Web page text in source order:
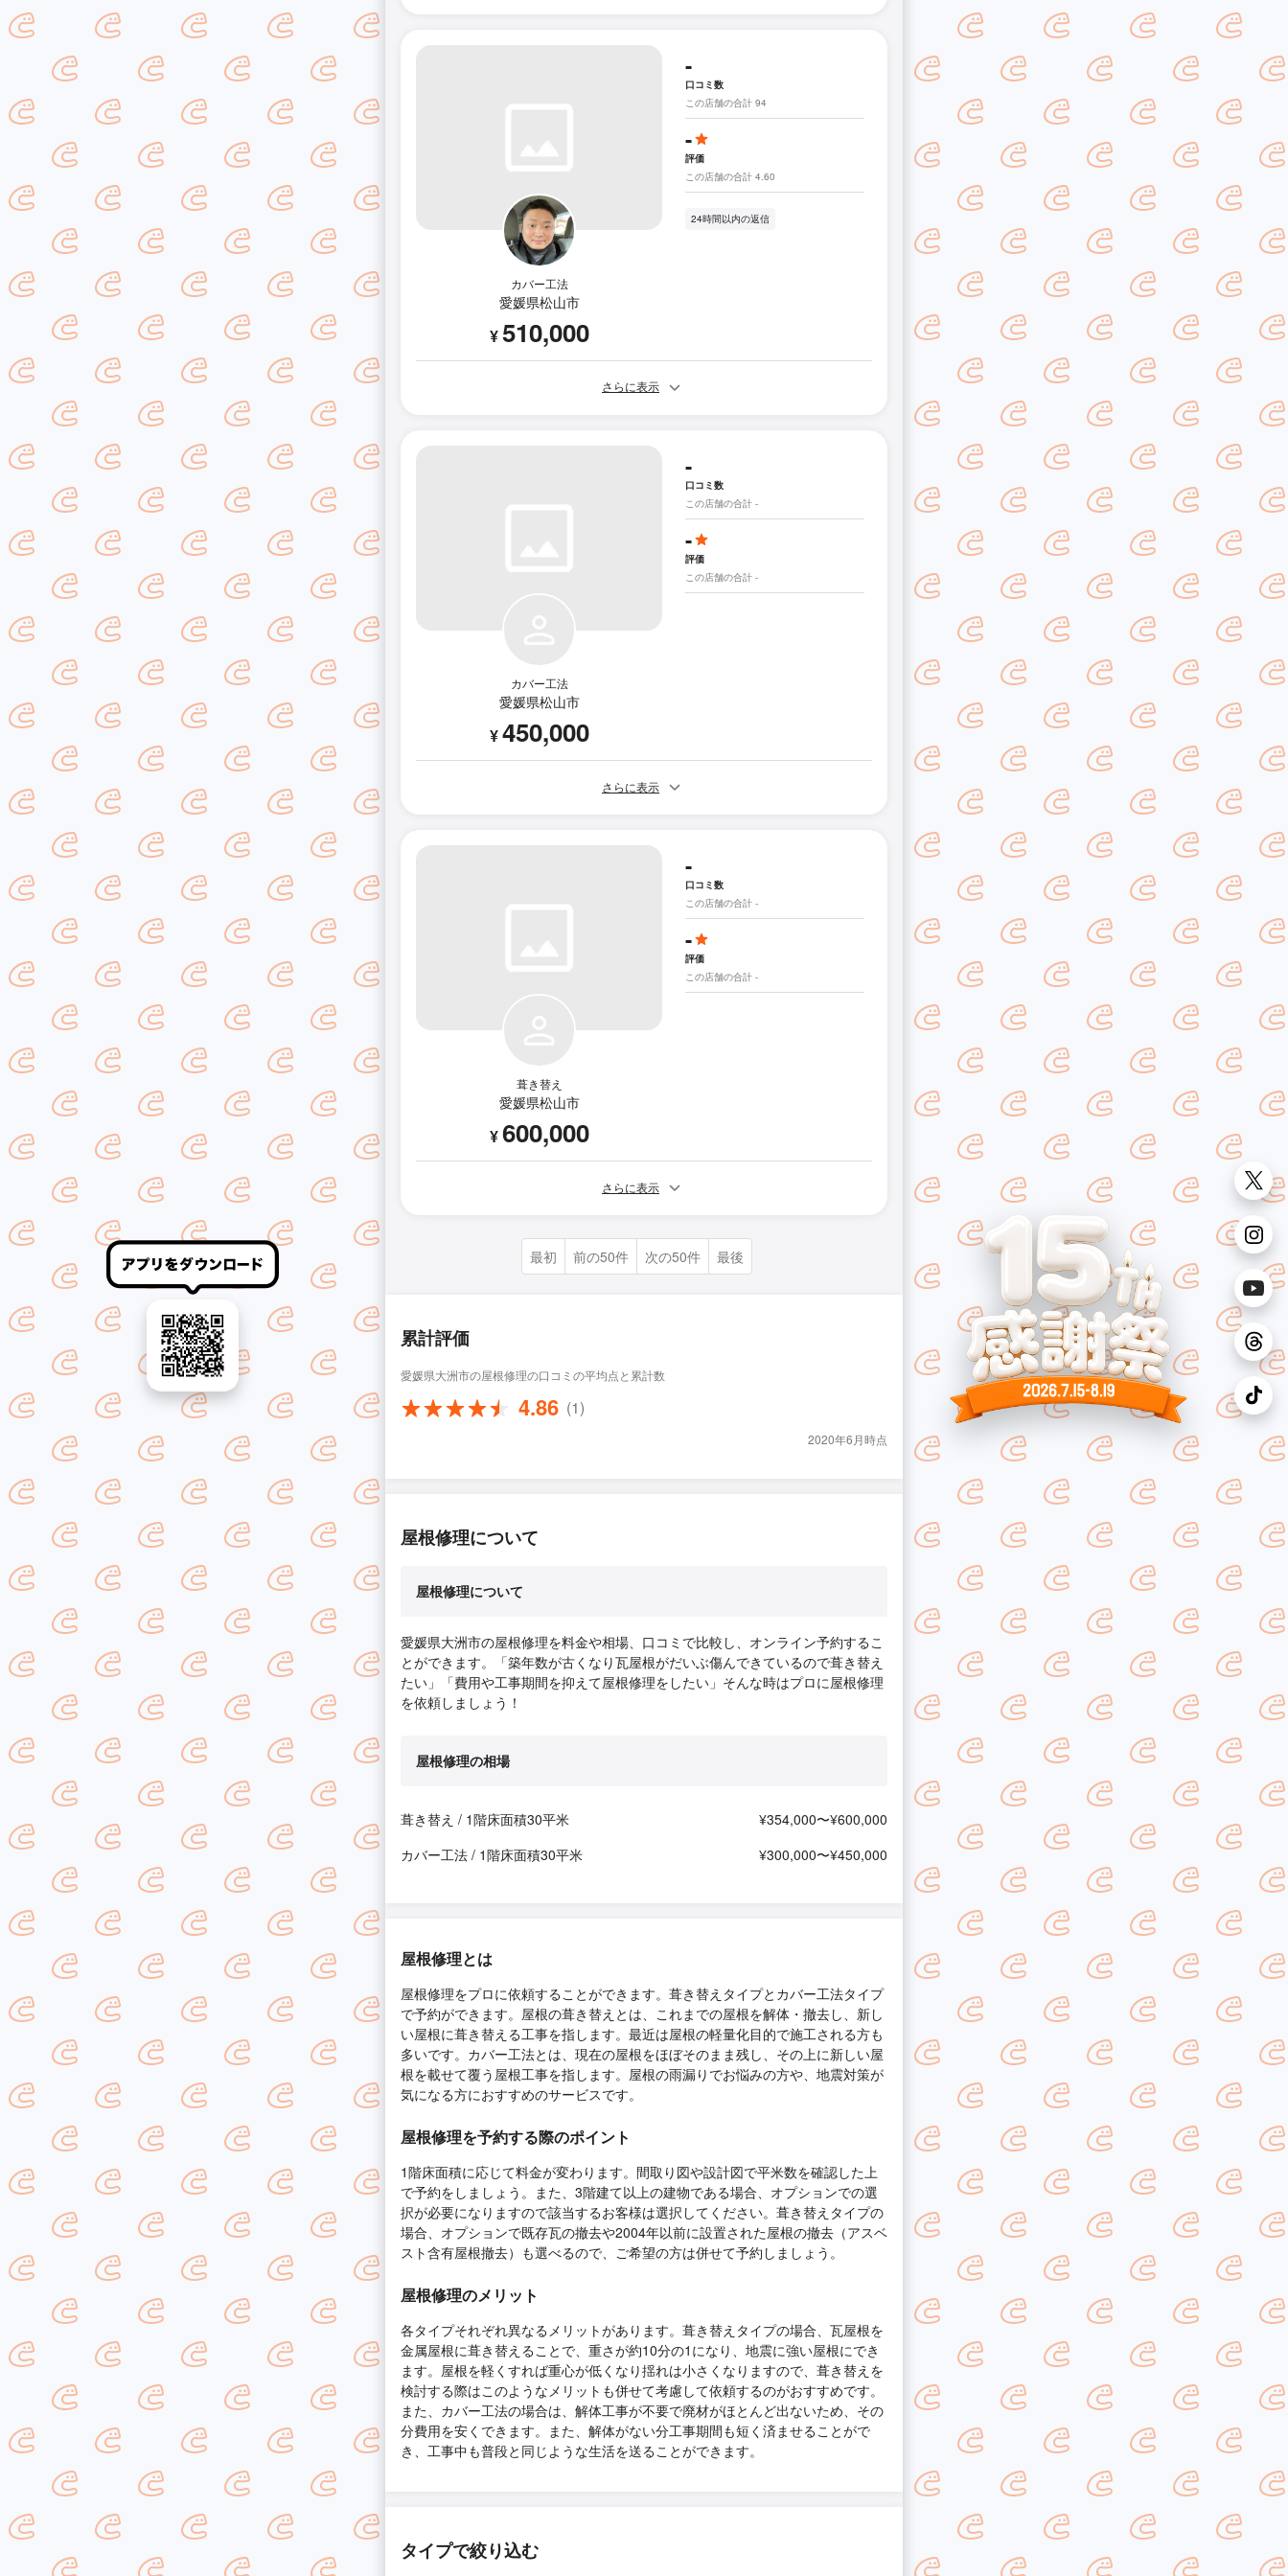
カバー工法
愛媛県松山市
¥510,000
-
口コミ数
この店舗の合計 94
-
評価
この店舗の合計 4.60
24時間以内の返信
さらに表示
カバー工法
愛媛県松山市
¥450,000
-
口コミ数
この店舗の合計 -
-
評価
この店舗の合計 -
さらに表示
葺き替え
愛媛県松山市
¥600,000
-
口コミ数
この店舗の合計 -
-
評価
この店舗の合計 -
さらに表示
最初 前の50件 次の50件 最後
累計評価
愛媛県大洲市の屋根修理の口コミの平均点と累計数
4.86 (1)
2020年6月時点
屋根修理について
屋根修理について
愛媛県大洲市の屋根修理を料金や相場、口コミで比較し、オンライン予約するこ
とができます。「築年数が古くなり瓦屋根がだいぶ傷んできているので葺き替え
たい」「費用や工事期間を抑えて屋根修理をしたい」そんな時はプロに屋根修理
を依頼しましょう！
屋根修理の相場
葺き替え / 1階床面積30平米
¥354,000〜¥600,000
カバー工法 / 1階床面積30平米
¥300,000〜¥450,000
屋根修理とは
屋根修理をプロに依頼することができます。葺き替えタイプとカバー工法タイプ
で予約ができます。屋根の葺き替えとは、これまでの屋根を解体・撤去し、新し
い屋根に葺き替える工事を指します。最近は屋根の軽量化目的で施工される方も
多いです。カバー工法とは、現在の屋根をほぼそのまま残し、その上に新しい屋
根を載せて覆う屋根工事を指します。屋根の雨漏りでお悩みの方や、地震対策が
気になる方におすすめのサービスです。
屋根修理を予約する際のポイント
1階床面積に応じて料金が変わります。間取り図や設計図で平米数を確認した上
で予約をしましょう。また、3階建て以上の建物である場合、オプションでの選
択が必要になりますので該当するお客様は選択してください。葺き替えタイプの
場合、オプションで既存瓦の撤去や2004年以前に設置された屋根の撤去（アスベ
スト含有屋根撤去）も選べるので、ご希望の方は併せて予約しましょう。
屋根修理のメリット
各タイプそれぞれ異なるメリットがあります。葺き替えタイプの場合、瓦屋根を
金属屋根に葺き替えることで、重さが約10分の1になり、地震に強い屋根にでき
ます。屋根を軽くすれば重心が低くなり揺れは小さくなりますので、葺き替えを
検討する際はこのようなメリットも併せて考慮して依頼するのがおすすめです。
また、カバー工法の場合は、解体工事が不要で廃材がほとんど出ないため、その
分費用を安くできます。また、解体がない分工事期間も短く済ませることがで
き、工事中も普段と同じような生活を送ることができます。
タイプで絞り込む